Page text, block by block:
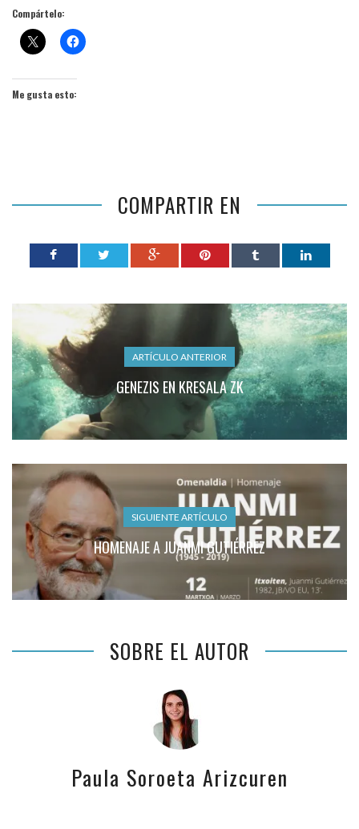
Compártelo:
Me gusta esto:
COMPARTIR EN
ARTÍCULO ANTERIOR
GENEZIS EN KRESALA ZK
SIGUIENTE ARTÍCULO
HOMENAJE A JUANMI GUTIÉRREZ
SOBRE EL AUTOR
Paula Soroeta Arizcuren